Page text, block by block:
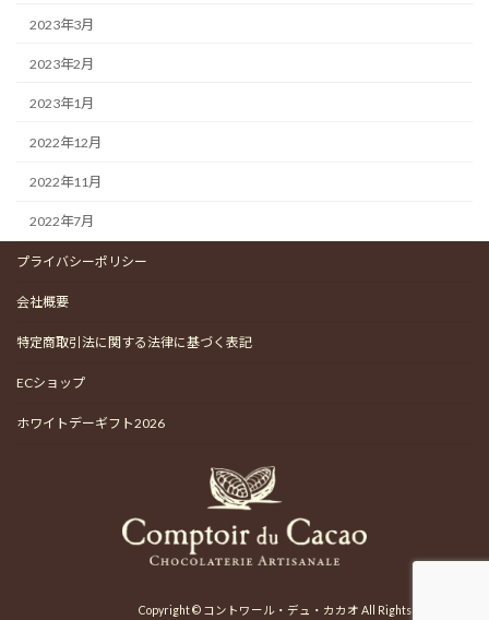
2023年3月
2023年2月
2023年1月
2022年12月
2022年11月
2022年7月
プライバシーポリシー
会社概要
特定商取引法に関する法律に基づく表記
ECショップ
ホワイトデーギフト2026
Copyright © コントワール・デュ・カカオ All Rights Reserved.